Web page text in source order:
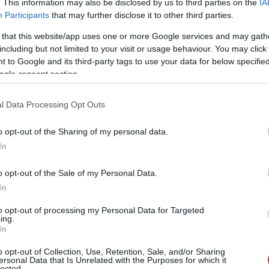
This information may also be disclosed by us to third parties on the
Participants that may further disclose it to other third parties.
that this website/app uses one or more Google services and may
but not limited to your visit or usage behaviour. You may
to Google and its third-party tags to use your data for below
consent section.
Data Processing Opt Outs
opt-out of the Sharing of my personal data.
opt-out of the Sale of my Personal Data.
opt-out of processing my Personal Data for Targeted
opt-out of Collection, Use, Retention, Sale, and/or Sharing
Data that Is Unrelated with the Purposes for which it
ka Rodionam, Dāvim,
gadi NBA vēl tikai priekšā un arī
NBA un kļus labāks. Pēc gada visi
March 10, 2026
Četvergs (@4diena)
kļūst arvien sīvākas. Kāda tuvākajā
nākotne? Vai drīzumā atkal varēsim
elitē? Jautājumi, uz kuriem
soctīkli